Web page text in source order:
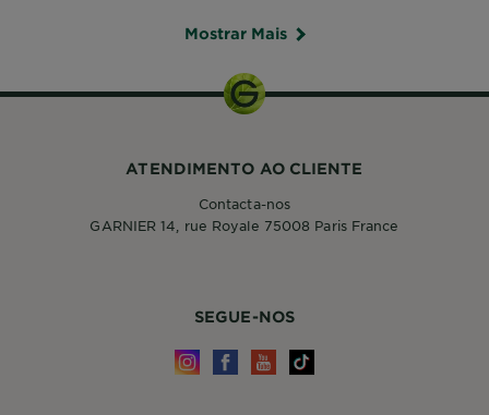
Mostrar Mais
SEGUE-NOS
ATENDIMENTO AO CLIENTE
Contacta-nos
GARNIER 14, rue Royale 75008 Paris France